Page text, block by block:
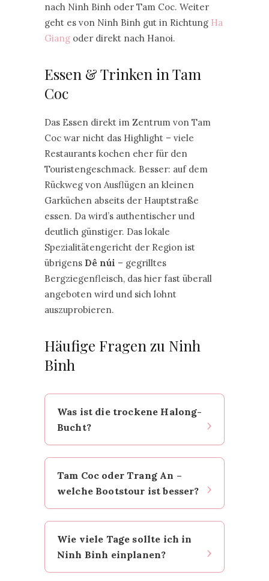
nach Ninh Binh oder Tam Coc. Weiter
geht es von Ninh Binh gut in Richtung Ha
Giang oder direkt nach Hanoi.
Essen & Trinken in Tam
Coc
Das Essen direkt im Zentrum von Tam
Coc war nicht das Highlight – viele
Restaurants kochen eher für den
Touristengeschmack. Besser: auf dem
Rückweg von Ausflügen an kleinen
Garküchen abseits der Hauptstraße
essen. Da wird’s authentischer und
deutlich günstiger. Das lokale
Spezialitätengericht der Region ist
übrigens Dê núi – gegrilltes
Bergziegenfleisch, das hier fast überall
angeboten wird und sich lohnt
auszuprobieren.
Häufige Fragen zu Ninh
Binh
Was ist die trockene Halong-
Bucht?
Die „trockene Halong-Bucht“ ist
der Spitzname für die
Karstlandschaft rund um Ninh
Binh und Tam Coc. Die
Kalksteinformationen ähneln
optisch denen der weltberühmten
Halong-Bucht – nur befinden sie
Tam Coc oder Trang An –
welche Bootstour ist besser?
Beide führen durch
Karstlandschaft und Höhlen,
unterscheiden sich aber im
Charakter. Tam Coc ist kürzer (ca.
Wie viele Tage sollte ich in
Ninh Binh einplanen?